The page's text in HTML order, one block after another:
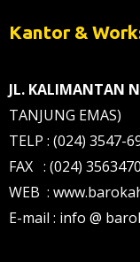
Kantor &
JL. KALIMANTAN
TANJUNG EMAS)
TELP : (024) 3547-
FAX : (024) 3563470
WEB :
E-mail : info @